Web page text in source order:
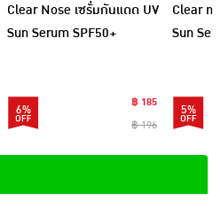
Clear Nose เซรั่มกันแดด UV
Sun Serum SPF50+
6%
฿ 185
฿ 196
Clear
Sun
5%